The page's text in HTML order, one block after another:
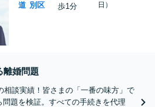
道 別区
歩1分
日）
離婚問題
相談実績！皆さまの「一番の味方」で
題を検証。すべての手続きを代理